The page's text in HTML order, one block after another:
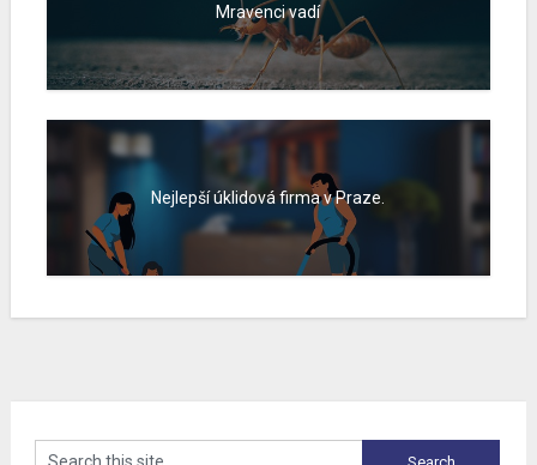
Mravenci vadí
Nejlepší úklidová firma v Praze.